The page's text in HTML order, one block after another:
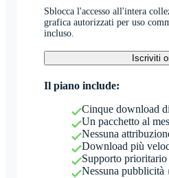
Sblocca l'accesso all'intera
grafica autorizzati per uso
incluso.
Iscriviti
Il piano include:
Cinque download
Un pacchetto al
Nessuna
Download più
Supporto prioritario
Nessuna pubblicità